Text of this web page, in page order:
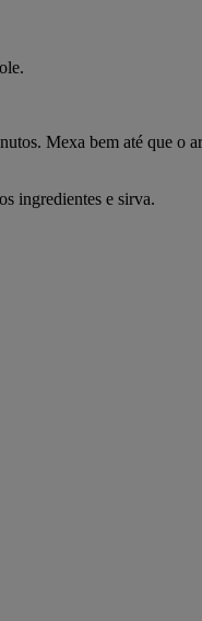
Mexa bem até que o
ingredientes e sirva.